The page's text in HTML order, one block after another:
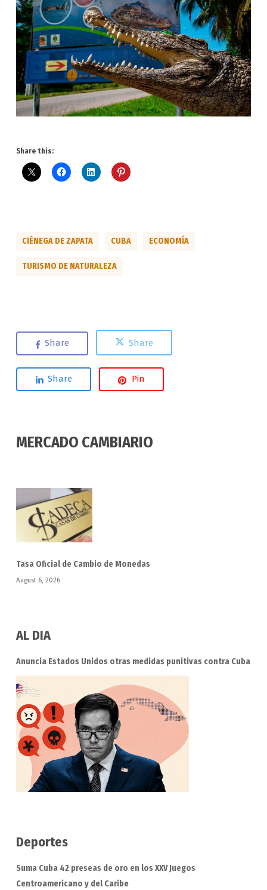
Share this:
CIÉNEGA DE ZAPATA CUBA ECONOMÍA
TURISMO DE NATURALEZA
Share Share
Share Pin
MERCADO CAMBIARIO
Tasa Oficial de Cambio de Monedas
August 6, 2026
AL DIA
Anuncia Estados Unidos otras medidas punitivas contra Cuba
Deportes
Suma Cuba 42 preseas de oro en los XXV Juegos
Centroamericano y del Caribe